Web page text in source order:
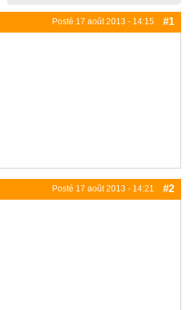
Posté 17 août 2013 - 14:15 #1
Posté 17 août 2013 - 14:21 #2